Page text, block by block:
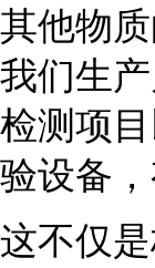
其他物
我们生
检测项
验设备
这不仅